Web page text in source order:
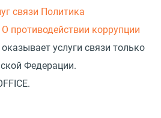
связи Политика
О противодействии коррупции
услуги связи только
Федерации.